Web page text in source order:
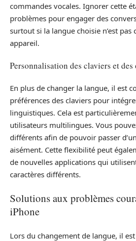
commandes vocales. Ignorer cette
problèmes pour engager des
surtout si la langue choisie n’est
appareil.
Personnalisation des claviers et des
En plus de changer la langue, il est
préférences des claviers pour
linguistiques. Cela est
utilisateurs multilingues. Vous
différents afin de pouvoir passer
aisément. Cette flexibilité peut
de nouvelles applications qui
caractères différents.
Solutions aux problèmes
iPhone
Lors du changement de langue, il